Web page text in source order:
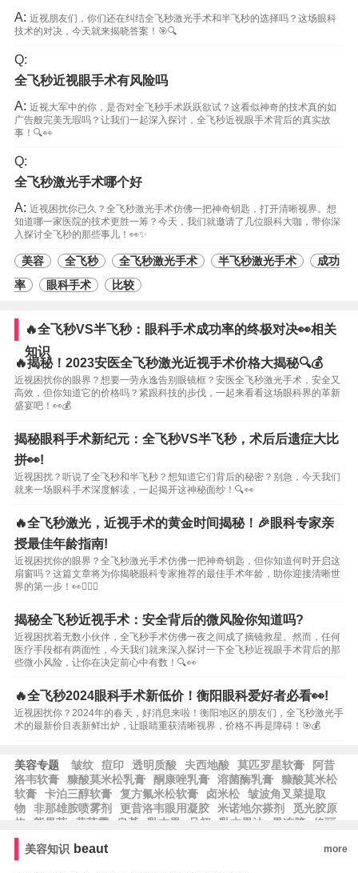
A: 近视朋友们，你们还在纠结全飞秒激光手术和半飞秒的选择吗？这场眼科
技术的对决，今天就来揭晓答案！🎯🔍
Q:
全飞秒近视眼手术有风险吗
A: 近视大军中的你，是否对全飞秒手术跃跃欲试？这看似神奇的技术真的如
广告般完美无瑕吗？让我们一起深入探讨，全飞秒近视眼手术背后的真实故
事！🔍👀
Q:
全飞秒激光手术哪个好
A: 近视困扰你已久？全飞秒激光手术仿佛一把神奇钥匙，打开清晰视界。想
知道哪一家医院的技术更胜一筹？今天，我们就邀请了几位眼科大咖，带你深
入探讨全飞秒的那些事儿！👀✨
美容 全飞秒 全飞秒激光手术 半飞秒激光手术
成功
率
眼科手术 比较
🔥全飞秒VS半飞秒：眼科手术成功率的终极对决👀相关
知识
🔥揭秘！2023安医全飞秒激光近视手术价格大揭秘🔍💰
近视困扰你的眼界？想要一劳永逸告别眼镜框？安医全飞秒激光手术，安全又
高效，但你知道它的价格吗？紧跟科技的步伐，一起来看看这场眼科界的革新
盛宴吧！👀💰
揭秘眼科手术新纪元：全飞秒VS半飞秒，术后后遗症大比
拼👀!
近视困扰？听说了全飞秒和半飞秒？想知道它们背后的秘密？别急，今天我们
就来一场眼科手术深度解读，一起揭开这神秘面纱！🔍👀
🔥全飞秒激光，近视手术的黄金时间揭秘！🎉眼科专家亲
授最佳年龄指南!
近视困扰你的眼界？全飞秒激光手术仿佛一把神奇钥匙，但你知道何时开启这
扇窗吗？这篇文章将为你揭晓眼科专家推荐的最佳手术年龄，助你迎接清晰世
界的第一步！👀👨‍⚕️✨
揭秘全飞秒近视手术：安全背后的微风险你知道吗?
近视困扰着无数小伙伴，全飞秒手术仿佛一夜之间成了摘镜救星。然而，任何
医疗手段都有两面性，今天我们就来深入探讨一下全飞秒近视眼手术背后的那
些微小风险，让你在决定前心中有数！🔍👀
🔥全飞秒2024眼科手术新低价！衡阳眼科爱好者必看👀!
近视困扰你？2024年的春天，好消息来啦！衡阳地区的朋友们，全飞秒激光手
术的最新价目表新鲜出炉，让眼睛重获清晰视界，价格不再是障碍！🎯💰
美容专题 皱纹 痘印 透明质酸 夫西地酸 莫匹罗星软膏
阿昔
洛韦软膏
糠酸莫米松乳膏 酮康唑乳膏 溶菌酶乳膏
糠酸莫米松
软膏
卡泊三醇软膏 复方氟米松软膏 卤米松
皱波角叉菜提取
物
非那雄胺喷雾剂 更昔洛韦眼用凝胶 米诺地尔搽剂
觅光胶原
炮
熊果苷 黄芪霜 皂基 乳木果 且初 乳木果油 果冻胶
修丽
可
根皮素
果酸换肤
阿芙精
美容知识 beaut more